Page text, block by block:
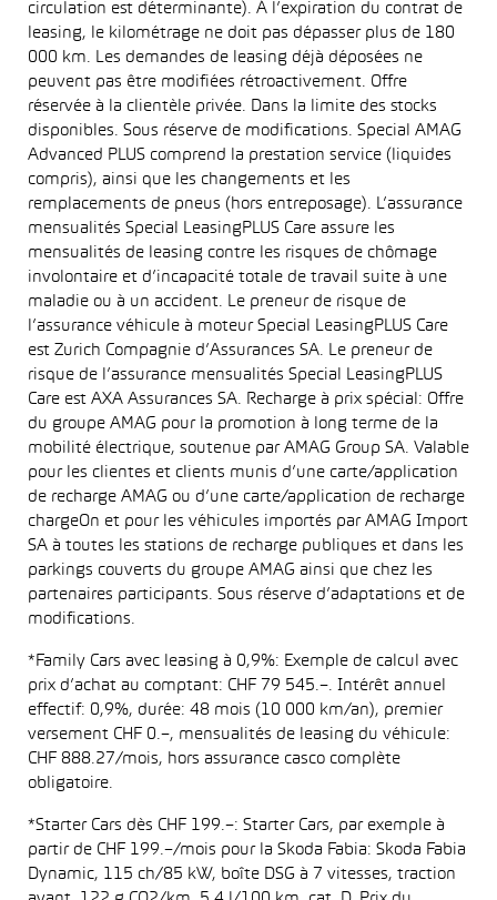
circulation est déterminante). À l’expiration du contrat de
leasing, le kilométrage ne doit pas dépasser plus de 180
000 km. Les demandes de leasing déjà déposées ne
peuvent pas être modifiées rétroactivement. Offre
réservée à la clientèle privée. Dans la limite des stocks
disponibles. Sous réserve de modifications. Special AMAG
Advanced PLUS comprend la prestation service (liquides
compris), ainsi que les changements et les
remplacements de pneus (hors entreposage). L’assurance
mensualités Special LeasingPLUS Care assure les
mensualités de leasing contre les risques de chômage
involontaire et d’incapacité totale de travail suite à une
maladie ou à un accident. Le preneur de risque de
l’assurance véhicule à moteur Special LeasingPLUS Care
est Zurich Compagnie d’Assurances SA. Le preneur de
risque de l’assurance mensualités Special LeasingPLUS
Care est AXA Assurances SA. Recharge à prix spécial: Offre
du groupe AMAG pour la promotion à long terme de la
mobilité électrique, soutenue par AMAG Group SA. Valable
pour les clientes et clients munis d’une carte/application
de recharge AMAG ou d’une carte/application de recharge
chargeOn et pour les véhicules importés par AMAG Import
SA à toutes les stations de recharge publiques et dans les
parkings couverts du groupe AMAG ainsi que chez les
partenaires participants. Sous réserve d’adaptations et de
modifications.
*Family Cars avec leasing à 0,9%: Exemple de calcul avec
prix d’achat au comptant: CHF 79 545.–. Intérêt annuel
effectif: 0,9%, durée: 48 mois (10 000 km/an), premier
versement CHF 0.–, mensualités de leasing du véhicule:
CHF 888.27/mois, hors assurance casco complète
obligatoire.
*Starter Cars dès CHF 199.–: Starter Cars, par exemple à
partir de CHF 199.–/mois pour la Skoda Fabia: Skoda Fabia
Dynamic, 115 ch/85 kW, boîte DSG à 7 vitesses, traction